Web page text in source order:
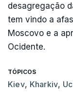
desagregação
tem vindo a
Moscovo e a
Ocidente.
TÓPICOS
Kiev, Kharkiv,